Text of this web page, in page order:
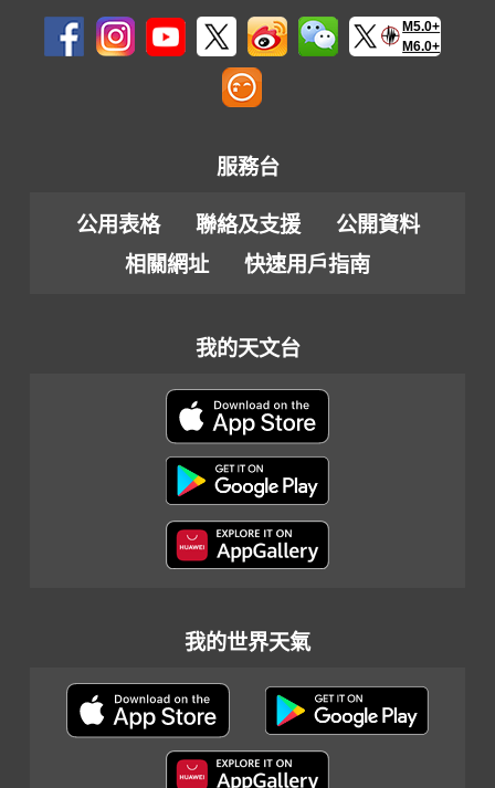
M5.0+
M6.0+
服務台
公用表格 聯絡及支援
公開資料
相關網址
快速用戶指南
我的天文台
我的世界天氣